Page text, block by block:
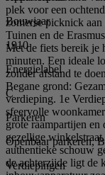
plek voor een
zomerse picknick
Tuinen en de
Met de fiets bereik je
minuten. Een ideale
zonder afstand te
Begane grond:
verdieping. 1e
sfeervolle
grote raampartijen
gezellige
authentieke schouw
de achterzijde ligt de
Bouwjaar
1910
Energielabel
C
Parkeren
Openbaar parkeren,
Verdiepingen